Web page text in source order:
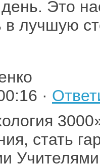
Это
в лучшую
·
стать